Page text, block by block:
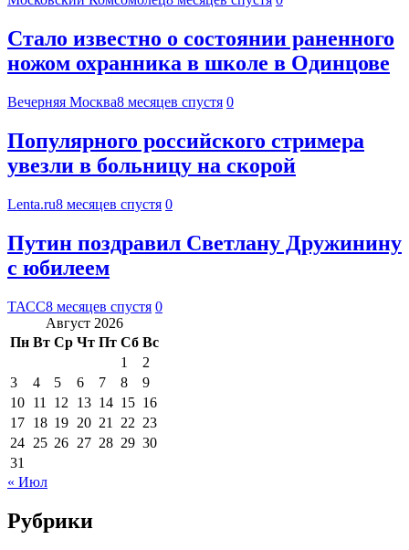
Стало известно о состоянии раненного
ножом охранника в школе в Одинцове
Вечерняя Москва8 месяцев спустя 0
Популярного российского стримера
увезли в больницу на скорой
Lenta.ru8 месяцев спустя 0
Путин поздравил Светлану Дружинину
с юбилеем
ТАСС8 месяцев спустя 0
Август 2026
Пн Вт Ср Чт Пт Сб Вс
1
2
3
4 5 6 7 8
9
10 11 12 13 14 15 16
17 18 19 20 21 22 23
24 25 26 27 28 29 30
31
« Июл
Рубрики